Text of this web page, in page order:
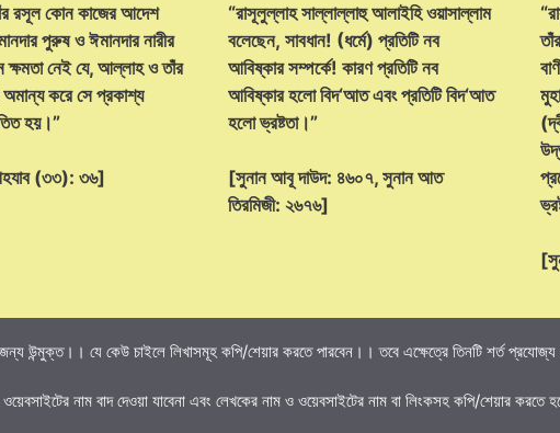
রসূল কোন কাজের আদেশ
পুরুষ ও ঈমানদার নারীর
ক্ষমতা নেই যে, আল্লাহ ও তাঁর
করে সে প্রকাশ্য
হয়।”
(৩৩): ৩৬]
“রাসূলুল্লাহ সাল্লাল্লাহু আলাইহি ওয়াসাল্লাম
বলেছেন, সাবধান! (ধর্মে) প্রতিটি নব
আবিষ্কার সম্পর্কে! কারণ প্রতিটি নব
আবিষ্কার হলো বিদ‘আত এবং প্রতিটি বিদ‘আত
হলো ভ্রষ্টতা।”
[সুনান আবূ দাউদ: ৪৬০৭, সুনান আত
তিরমিজী: ২৬৭৬]
উন্মুক্ত।। যে কেউ চাইলে লিখাসমূহ কপি/শেয়ার করতে পারবেন।। তবে এক্ষেত্রে তিনটি শর্ত প্রযোজ্য
নাম বাদ দেওয়া যাবেনা এবং লেখকের নাম ও ওয়েবসাইটের নাম বা লিংকসহ কপি/শেয়ার করতে